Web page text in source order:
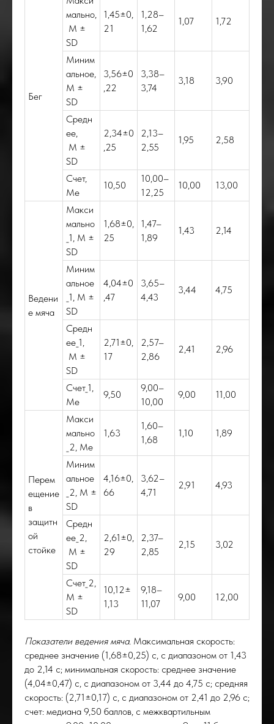
Бег
мально,
M ±
SD
1,45±0,
21
1,28–
1,62
1,07 1,72
Миним
альное,
M ±
SD
3,56±0
,22
3,38–
3,74
3,18 3,90
Средн
ее,
M ±
SD
2,34±0
,25
2,13–
2,55
1,95 2,58
Счет,
Me
10,50
10,00–
12,25
10,00 13,00
Ведени
е мяча
Макси
мально
_1, M ±
SD
1,68±0,
25
1,47–
1,89
1,43 2,14
Миним
альное
_1, M ±
SD
4,04±0
,47
3,65–
4,43
3,44 4,75
Средн
ее_1,
M ±
SD
2,71±0,
17
2,57–
2,86
2,41 2,96
Счет_1,
Me
9,50
9,00–
10,00
9,00 11,00
Перем
ещение
в
защитн
ой
стойке
Макси
мально
_2, Me
1,63
1,60–
1,68
1,10 1,89
Миним
альное
_2, M ±
SD
4,16±0,
66
3,62–
4,71
2,91 4,93
Средн
ее_2,
M ±
SD
2,61±0,
29
2,37–
2,85
2,15 3,02
Счет_2,
M ±
SD
10,12±
1,13
9,18–
11,07
9,00 12,00
Показатели ведения мяча. Максимальная скорость:
среднее значение (1,68±0,25) с, с диапазоном от 1,43
до 2,14 с; минимальная скорость: среднее значение
(4,04±0,47) с, с диапазоном от 3,44 до 4,75 с; средняя
скорость: (2,71±0,17) с, с диапазоном от 2,41 до 2,96 с;
счет: медиана 9,50 баллов, с межквартильным